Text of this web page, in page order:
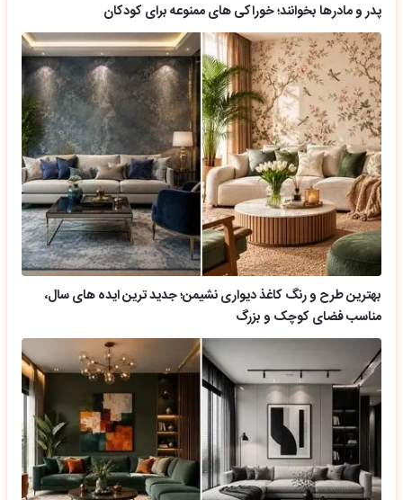
پدر و مادرها بخوانند؛ خوراکی های ممنوعه برای کودکان
بهترین طرح و رنگ کاغذ دیواری نشیمن؛ جدید ترین ایده های سال،
مناسب فضای کوچک و بزرگ